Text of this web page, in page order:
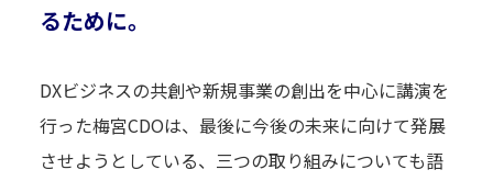
るために。
DXビジネスの共創や新規事業の創出を中心に講演を
行った梅宮CDOは、最後に今後の未来に向けて発展
させようとしている、三つの取り組みについても語